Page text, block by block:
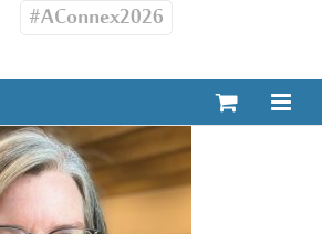
#AConnex2026